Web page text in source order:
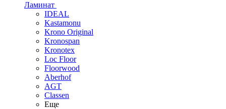
Ламинат
IDEAL
Kastamonu
Krono Original
Kronospan
Kronotex
Loc Floor
Floorwood
Aberhof
AGT
Classen
Еще